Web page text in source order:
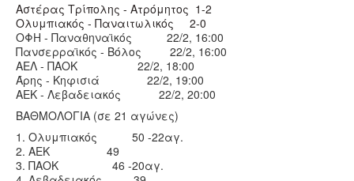
Αστέρας Τρίπολης - Ατρόμητος 1-2
Ολυμπιακός - Παναιτωλικός 2-0
ΟΦΗ - Παναθηναϊκός 22/2, 16:00
Πανσερραϊκός - Βόλος 22/2, 16:00
ΑΕΛ - ΠΑΟΚ 22/2, 18:00
Άρης - Κηφισιά 22/2, 19:00
ΑΕΚ - Λεβαδειακός 22/2, 20:00
ΒΑΘΜΟΛΟΓΙΑ (σε 21 αγώνες)
1. Ολυμπιακός 50 -22αγ.
2. ΑΕΚ 49
3. ΠΑΟΚ 46 -20αγ.